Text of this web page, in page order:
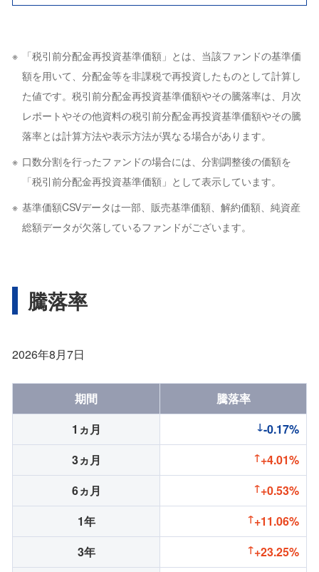
「税引前分配金再投資基準価額」とは、当該ファンドの基準価
額を用いて、分配金等を非課税で再投資したものとして計算し
た値です。税引前分配金再投資基準価額やその騰落率は、月次
レポートやその他資料の税引前分配金再投資基準価額やその騰
落率とは計算方法や表示方法が異なる場合があります。
口数分割を行ったファンドの場合には、分割調整後の価額を
「税引前分配金再投資基準価額」として表示しています。
基準価額CSVデータは一部、販売基準価額、解約価額、純資産
総額データが欠落しているファンドがございます。
騰落率
2026年8月7日
期間
騰落率
1ヵ月
-0.17%
3ヵ月
+4.01%
6ヵ月
+0.53%
1年
+11.06%
3年
+23.25%